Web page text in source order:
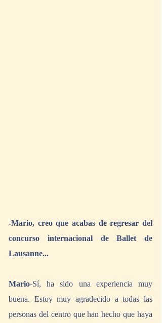
-Mario, creo que acabas de regresar del
concurso internacional de Ballet de
Lausanne...
Mario-Sí, ha sido una experiencia muy
buena. Estoy muy agradecido a todas las
personas del centro que han hecho que haya